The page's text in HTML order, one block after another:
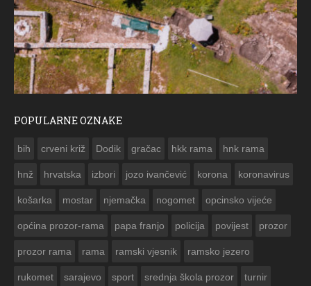
POPULARNE OZNAKE
bih crveni križ Dodik gračac hkk rama hnk rama
hnž hrvatska izbori jozo ivančević korona koronavirus
košarka mostar njemačka nogomet opcinsko vijeće
općina prozor-rama papa franjo policija povijest prozor
prozor rama rama ramski vjesnik ramsko jezero
rukomet sarajevo sport srednja škola prozor turnir